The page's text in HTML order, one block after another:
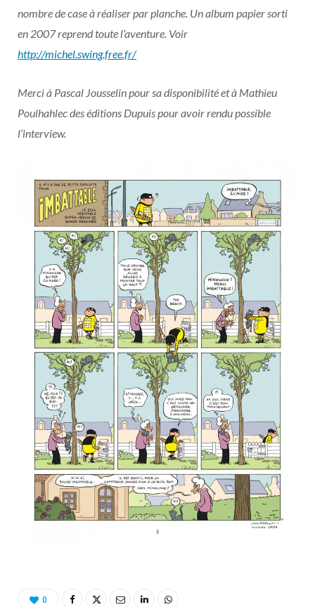
nombre de case à réaliser par planche. Un album papier sorti
en 2007 reprend toute l’aventure. Voir
http://michel.swing.free.fr/
Merci à Pascal Jousselin pour sa disponibilité et à Mathieu
Poulhahlec des éditions Dupuis pour avoir rendu possible
l’interview.
0